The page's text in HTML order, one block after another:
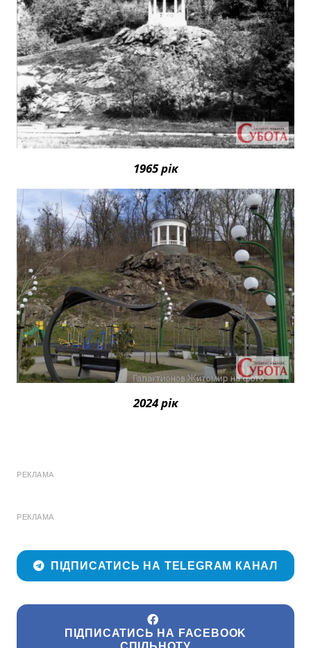
1965 рік
2024 рік
РЕКЛАМА
РЕКЛАМА
ПІДПИСАТИСЬ НА TELEGRAM КАНАЛ
ПІДПИСАТИСЬ НА FACEBOOK